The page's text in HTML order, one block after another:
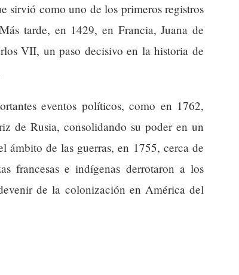
sirvió como uno de los primeros registros
tarde, en 1429, en Francia, Juana de
VII, un paso decisivo en la historia de
eventos políticos, como en 1762,
de Rusia, consolidando su poder en un
ámbito de las guerras, en 1755, cerca de
francesas e indígenas derrotaron a los
de la colonización en América del